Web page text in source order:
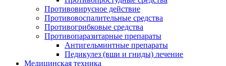
Противовирусное действие
Противовоспалительные средства
Противогрибковые средства
Противопаразитарные препараты
Антигельминтные препараты
Педикулез (вши и гниды) лечение
Медицинская техника